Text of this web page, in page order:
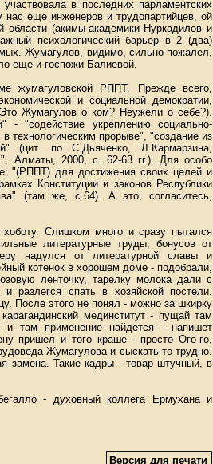
в последних парламентских
еще инженеров и трудопартийцев, ой
(акимы-академики Нуркадилов и
психологический барьер в 2 (два)
Жумагулов, видимо, сильно пожалел,
еще и госпожи Балиевой.
жумагуловской РППТ. Прежде всего,
и социальной демократии,
Жумагулов о ком? Неужели о себе?).
"содействие укреплению социально-
в технологическим прорыве", "создание из
(цит. по С.Дьяченко, Л.Кармарзина,
Алматы, 2000, с. 62-63 гг.). Для особо
"(РППТ) для достижения своих целей и
Конституции и законов Республики
(там же, с.64). А это, согласитесь,
Слишком много и сразу пытался
литературные труды, бонусов от
надулся от литературной славы и
котенок в хорошем доме - подобрали,
ленточку, тарелку молока дали с
разлегся спать в хозяйской постели.
После этого не понял - можно за шкирку
мединститут - пущай там
там применение найдется - напишет
пришел и того краше - просто Ого-го,
Жумагулова и сыскать-то трудно.
замена. Такие кадры - товар штучный, в
- духовный коллега Ермухана и
Версия для печати